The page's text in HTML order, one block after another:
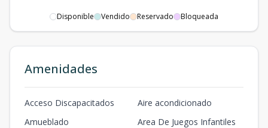
Disponible Vendido Reservado Bloqueada
Amenidades
Acceso Discapacitados
Aire acondicionado
Amueblado
Area De Juegos Infantiles